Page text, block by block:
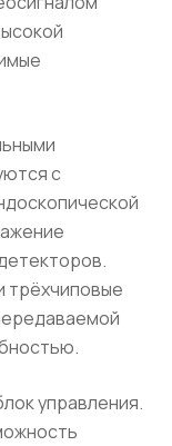
с
трёхчиповые
управления.